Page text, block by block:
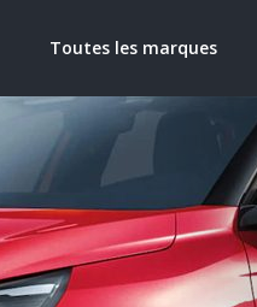
Toutes les marques